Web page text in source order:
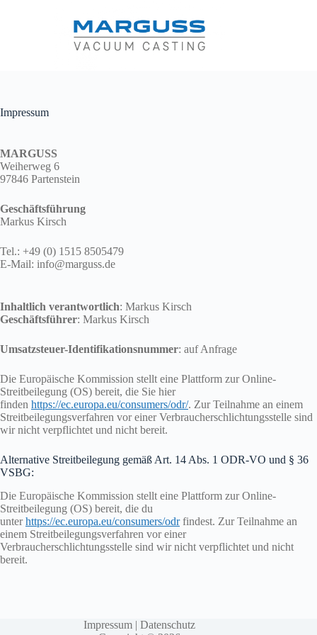
Impressum
MARGUSS
Weiherweg 6
97846 Partenstein
Geschäftsführung
Markus Kirsch
Tel.: +49 (0) 1515 8505479
E-Mail: info@marguss.de
Inhaltlich verantwortlich: Markus Kirsch
Geschäftsführer: Markus Kirsch
Umsatzsteuer-Identifikationsnummer: auf Anfrage
Die Europäische Kommission stellt eine Plattform zur Online-
Streitbeilegung (OS) bereit, die Sie hier
finden https://ec.europa.eu/consumers/odr/. Zur Teilnahme an einem
Streitbeilegungsverfahren vor einer Verbraucherschlichtungsstelle sind
wir nicht verpflichtet und nicht bereit.
Alternative Streitbeilegung gemäß Art. 14 Abs. 1 ODR-VO und § 36
VSBG:
Die Europäische Kommission stellt eine Plattform zur Online-
Streitbeilegung (OS) bereit, die du
unterhttps://ec.europa.eu/consumers/odrfindest. Zur Teilnahme an
einem Streitbeilegungsverfahren vor einer
Verbraucherschlichtungsstelle sind wir nicht verpflichtet und nicht
bereit.
Impressum |Datenschutz